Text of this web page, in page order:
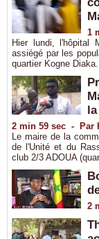
1
Hier lundi, l'hôpital
assiégé par les
quartier Kogne
2 min 59 sec - Par
Le maire de la
de l'Unité et du
club 2/3 ADOUA
2